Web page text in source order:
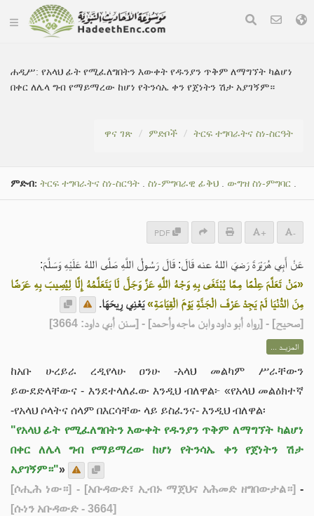
ሐዲሥ:የአላህ ፊት የሚፈለግበትን እውቀት የዱንያን ጥቅም ለማግኘት ካልሆነ
በቀር ለሌላ ግብ የማይማረው ከሆነ የትንሳኤ ቀን የጀነትን ሽታ አያገኝም።
ዋና ገጽ ምድቦች ትርፍ ተግባራትና ስነ-ስርዓት
ምድብ: ትርፍ ተግባራትና ስነ-ስርዓት . ስነ-ምግባራዊ ፊቅህ . ውግዝ ስነ-ምግባር .
PDF + -
عَنْ أَبِي هُرَيْرَةَ رَضيَ اللهُ عنه قَالَ: قَالَ رَسُولُ اللَّهِ صَلَّى اللهُ عَلَيْهِ وَسَلَّمَ:
«مَنْ تَعَلَّمَ عِلْمًا مِمَّا يُبْتَغَى بِهِ وَجْهُ اللَّهِ عَزَّ وَجَلَّ لَا يَتَعَلَّمُهُ إِلَّا لِيُصِيبَ بِهِ عَرَضًا
مِنَ الدُّنْيَا لَمْ يَجِدْ عَرْفَ الْجَنَّةِ يَوْمَ الْقِيَامَةِ»يَعْنِي رِيحَهَا.
[صحيح] - [رواه أبو داود وابن ماجه وأحمد] - [سنن أبي داود: 3664]
المزيــد ...
ከአቡ ሁረይራ ረዲየላሁ ዐንሁ -አላህ መልካም ሥራቸውን
ይውደድላቸውና - እንደተላለፈው እንዲህ ብለዋል፦ «የአላህ መልዕክተኛ
-የአላህ ሶላትና ሰላም በእርሳቸው ላይ ይስፈንና- እንዲህ ብለዋል፡
"የአላህ ፊት የሚፈለግበትን እውቀት የዱንያን ጥቅም ለማግኘት ካልሆነ
በቀር ለሌላ ግብ የማይማረው ከሆነ የትንሳኤ ቀን የጀነትን ሽታ
አያገኝም።"»
[ሶሒሕ ነው።] - [አቡዳውድ፣ ኢብኑ ማጀህና አሕመድ ዘግበውታል።] -
[ሱነን አቡዳውድ - 3664]